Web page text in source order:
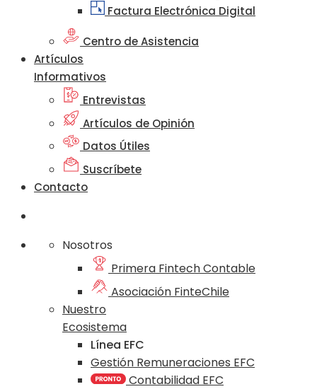
Factura Electrónica Digital
Centro de Asistencia
Artículos
Informativos
Entrevistas
Artículos de Opinión
Datos Útiles
Suscríbete
Contacto
Nosotros
Primera Fintech Contable
Asociación FinteChile
Nuestro
Ecosistema
Línea EFC
Gestión Remuneraciones EFC
Contabilidad EFC